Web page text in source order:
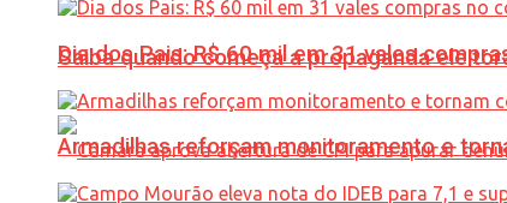
Saiba quando começa a propaganda
Dia dos Pais: R$ 60 mil em 31 vales
Armadilhas reforçam monitoramento e